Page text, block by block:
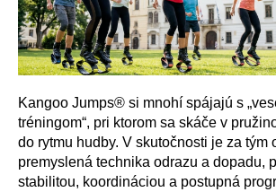
Kangoo Jumps® si mnohí spájajú s
tréningom“, pri ktorom sa skáče v
do rytmu hudby. V skutočnosti je za tým
premyslená technika odrazu a dopadu,
stabilitou, koordináciou a postupná